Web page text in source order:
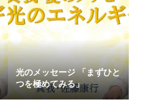
光のメッセージ 「まずひと
つを極めてみる」